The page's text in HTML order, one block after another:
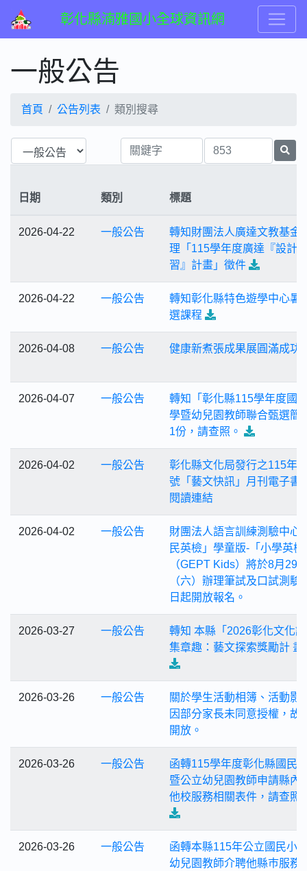
彰化縣湳雅國小全球資訊網
一般公告
首頁 公告列表 類別搜尋
日期 類別 標題
2026-04-22 一般公告
轉知財團法人廣達文教基金
理「115學年度廣達『設計
習』計畫」徵件
2026-04-22 一般公告
轉知彰化縣特色遊學中心暑
選課程
2026-04-08 一般公告 健康新煮張成果展圓滿成功
2026-04-07 一般公告
轉知「彰化縣115學年度國
學暨幼兒園教師聯合甄選簡
1份，請查照。
2026-04-02 一般公告
彰化縣文化局發行之115年4
號「藝文快訊」月刊電子書
閱讀連結
2026-04-02 一般公告
財團法人語言訓練測驗中心
民英檢」學童版-「小學英檢
（GEPT Kids）將於8月29
（六）辦理筆試及口試測驗
日起開放報名。
2026-03-27 一般公告
轉知 本縣「2026彰化文化
集章趣：藝文探索獎勵計 畫
2026-03-26 一般公告
關於學生活動相簿、活動影
因部分家長未同意授權，故
開放。
2026-03-26 一般公告
函轉115學年度彰化縣國民
暨公立幼兒園教師申請縣內
他校服務相關表件，請查照
2026-03-26 一般公告
函轉本縣115年公立國民小
幼兒園教師介聘他縣巿服務